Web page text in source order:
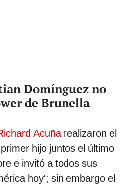
Domínguez no
de Brunella
Acuña realizaron el
hijo juntos el último
e invitó a todos sus
hoy'; sin embargo el